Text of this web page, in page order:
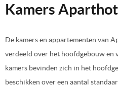
Kamers
De kamers en appartementen van
verdeeld over het hoofdgebouw en
kamers bevinden zich in het
beschikken over een aantal